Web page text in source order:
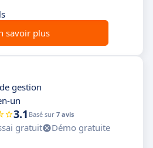
savoir plus
gestion
un
3.1 Basé sur 7 avis
gratuit
Démo gratuite